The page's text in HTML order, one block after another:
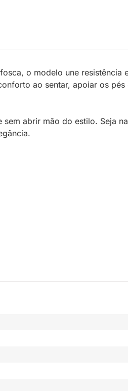
o modelo une resistência
ao sentar, apoiar os
abrir mão do estilo. Seja